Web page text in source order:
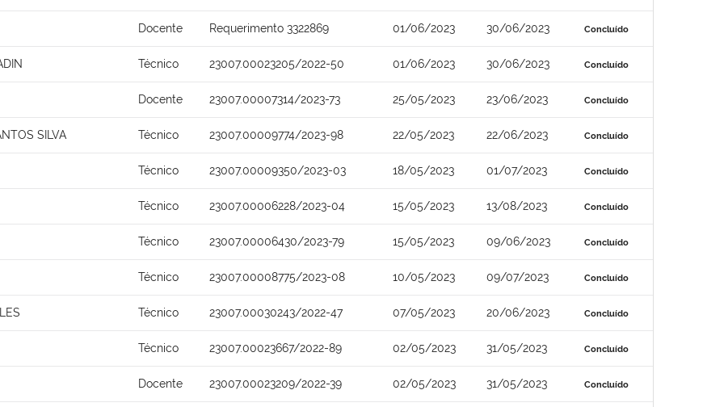
Docente Requerimento 3322869 01/06/2023 30/06/2023 Concluído
Técnico 23007.00023205/2022-50 01/06/2023 30/06/2023 Concluído
Docente 23007.00007314/2023-73 25/05/2023 23/06/2023 Concluído
SILVA Técnico 23007.00009774/2023-98 22/05/2023 22/06/2023 Concluído
Técnico 23007.00009350/2023-03 18/05/2023 01/07/2023 Concluído
Técnico 23007.00006228/2023-04 15/05/2023 13/08/2023 Concluído
Técnico 23007.00006430/2023-79 15/05/2023 09/06/2023 Concluído
Técnico 23007.00008775/2023-08 10/05/2023 09/07/2023 Concluído
Técnico 23007.00030243/2022-47 07/05/2023 20/06/2023 Concluído
Técnico 23007.00023667/2022-89 02/05/2023 31/05/2023 Concluído
Docente 23007.00023209/2022-39 02/05/2023 31/05/2023 Concluído